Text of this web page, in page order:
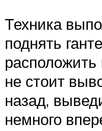
Техника
поднять
не стоит
назад,
немного